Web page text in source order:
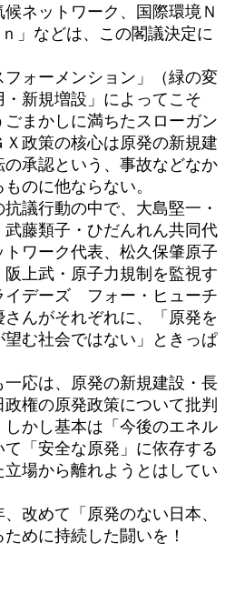
ネットワーク、国際環境Ｎ
」などは、この閣議決定に
ォーメンション」（緑の変
新規増設」によってこそ
ごまかしに満ちたスローガン
政策の核心は原発の新規建
承認という、事故などなか
のに他ならない。
議行動の中で、大島堅一・
藤類子・ひだんれん共同代
ワーク代表、松久保肇原子
上武・原子力規制を監視す
イデーズ フォー・ヒューチ
んがそれぞれに、「原発を
む社会ではない」ときっぱ
応は、原発の新規建設・長
権の原発政策について批判
かし基本は「今後のエネル
「安全な原発」に依存する
場から離れようとはしてい
改めて「原発のない日本、
ために持続した闘いを！